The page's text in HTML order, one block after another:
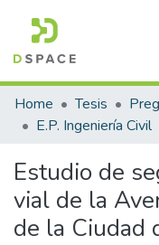
Communities &
All of DSpace
Home Tesis
E.P. Ingeniería Civil
Estudio de
vial de la
de la Ciudad